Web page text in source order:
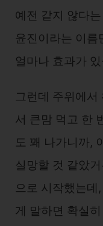
예전 같지 않다
윤진이라는 이름
얼마나 효과가
그런데 주위에서
서 큰맘 먹고 한
도 꽤 나가니까,
실망할 것 같았
으로 시작했는데
게 말하면 확실